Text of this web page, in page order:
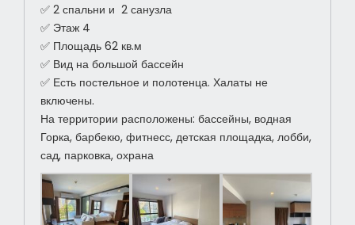
✅ 2 спальни и 2 санузла
✅ Этаж 4
✅ Площадь 62 кв.м
✅ Вид на большой бассейн
✅ Есть постельное и полотенца. Халаты не
включены.
На территории расположены: бассейны, водная
Горка, барбекю, фитнесс, детская площадка, лобби,
сад, парковка, охрана